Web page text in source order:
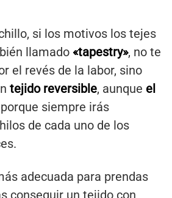
si los motivos los tejes
llamado «tapestry», no te
el revés de la labor, sino
tejido reversible, aunque el
siempre irás
de cada uno de los
adecuada para prendas
conseguir un tejido con